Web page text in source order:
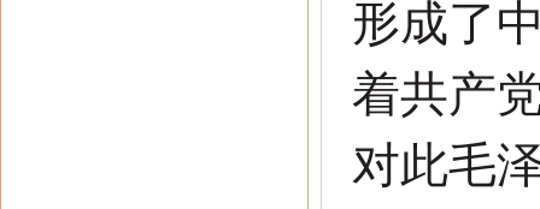
形成了
着共产
对此毛